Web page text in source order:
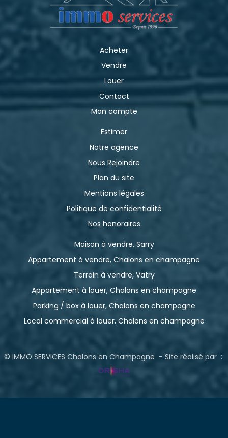
Acheter
Vendre
Louer
Contact
Mon compte
Estimer
Notre agence
Nous Rejoindre
Plan du site
Mentions légales
Politique de confidentialité
Nos honoraires
Maison à vendre, Sarry
Appartement à vendre, Chalons en champagne
Terrain à vendre, Vatry
Appartement à louer, Chalons en champagne
Parking / box à louer, Chalons en champagne
Local commercial à louer, Chalons en champagne
© IMMO SERVICES Chalons en Champagne - Site réalisé par :